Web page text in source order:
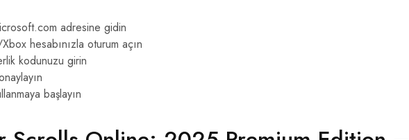
adresine gidin
hesabınızla oturum açın
kodunuzu girin
başlayın